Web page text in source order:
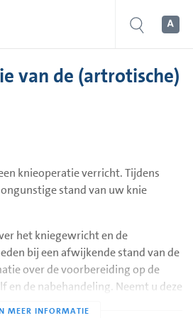
van de (artrotische)
knieoperatie verricht. Tijdens
stand van uw knie
het kniegewricht en de
bij een afwijkende stand van de
over de voorbereiding op de
en de nabehandeling. Neemt u deze